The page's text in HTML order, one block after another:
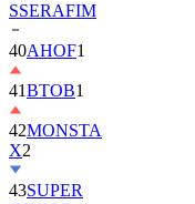
40AHOF1
41BTOB1
42MONSTA
X
43SUPER
JUNIOR